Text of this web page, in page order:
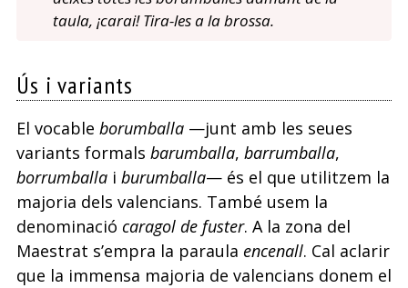
taula, ¡carai! Tira-les a la brossa.
Ús i variants
El vocable borumballa—junt amb les seues
variants formals barumballa, barrumballa,
borrumballai burumballa— és el que utilitzem la
majoria dels valencians. També usem la
denominació caragol de fuster. A la zona del
Maestrat s’empra la paraula encenall. Cal aclarir
que la immensa majoria de valencians donem el